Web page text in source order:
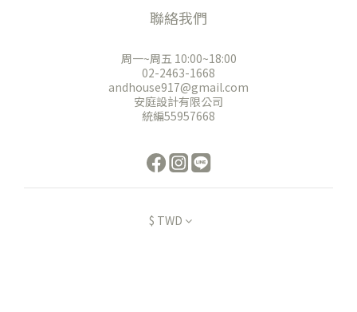
聯絡我們
周一~周五 10:00~18:00
02-2463-1668
andhouse917@gmail.com
安庭設計有限公司
統編55957668
$ TWD